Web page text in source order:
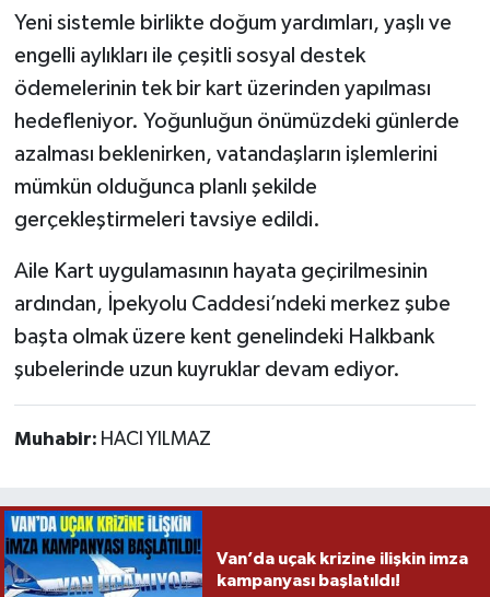
Yeni sistemle birlikte doğum yardımları, yaşlı ve
engelli aylıkları ile çeşitli sosyal destek
ödemelerinin tek bir kart üzerinden yapılması
hedefleniyor. Yoğunluğun önümüzdeki günlerde
azalması beklenirken, vatandaşların işlemlerini
mümkün olduğunca planlı şekilde
gerçekleştirmeleri tavsiye edildi.
Aile Kart uygulamasının hayata geçirilmesinin
ardından, İpekyolu Caddesi’ndeki merkez şube
başta olmak üzere kent genelindeki Halkbank
şubelerinde uzun kuyruklar devam ediyor.
Muhabir: HACI YILMAZ
Van’da uçak krizine ilişkin imza
kampanyası başlatıldı!